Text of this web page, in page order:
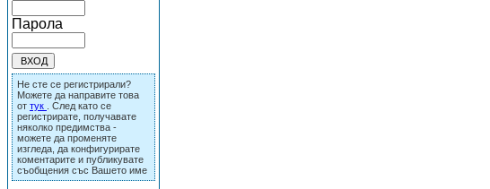
Парола
Не сте се регистрирали?
Можете да направите това
от тук
. След като се
регистрирате, получавате
няколко предимства -
можете да променяте
изгледа, да конфигурирате
коментарите и публикувате
съобщения със Вашето име